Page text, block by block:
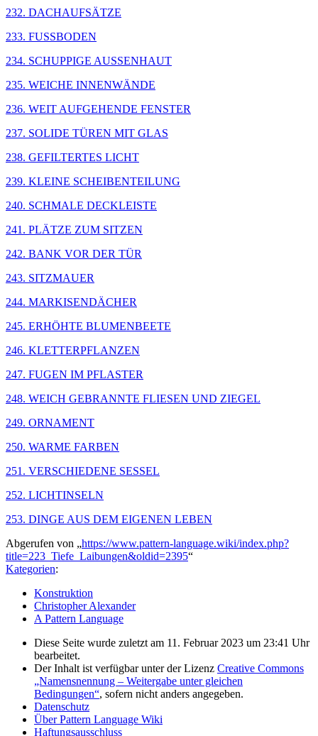
232. DACHAUFSÄTZE
233. FUSSBODEN
234. SCHUPPIGE AUSSENHAUT
235. WEICHE INNENWÄNDE
236. WEIT AUFGEHENDE FENSTER
237. SOLIDE TÜREN MIT GLAS
238. GEFILTERTES LICHT
239. KLEINE SCHEIBENTEILUNG
240. SCHMALE DECKLEISTE
241. PLÄTZE ZUM SITZEN
242. BANK VOR DER TÜR
243. SITZMAUER
244. MARKISENDÄCHER
245. ERHÖHTE BLUMENBEETE
246. KLETTERPFLANZEN
247. FUGEN IM PFLASTER
248. WEICH GEBRANNTE FLIESEN UND ZIEGEL
249. ORNAMENT
250. WARME FARBEN
251. VERSCHIEDENE SESSEL
252. LICHTINSELN
253. DINGE AUS DEM EIGENEN LEBEN
Abgerufen von „https://www.pattern-language.wiki/index.php?
title=223_Tiefe_Laibungen&oldid=2395“
Kategorien:
Konstruktion
Christopher Alexander
A Pattern Language
Diese Seite wurde zuletzt am 11. Februar 2023 um 23:41 Uhr
bearbeitet.
Der Inhalt ist verfügbar unter der Lizenz Creative Commons
„Namensnennung – Weitergabe unter gleichen
Bedingungen“, sofern nicht anders angegeben.
Datenschutz
Über Pattern Language Wiki
Haftungsausschluss